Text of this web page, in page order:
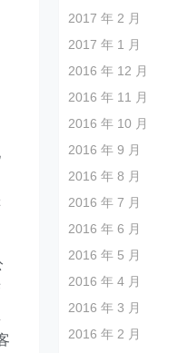
2017 年 2 月
2017 年 1 月
2016 年 12 月
2016 年 11 月
2016 年 10 月
2016 年 9 月
2016 年 8 月
2016 年 7 月
2016 年 6 月
2016 年 5 月
2016 年 4 月
2016 年 3 月
2016 年 2 月